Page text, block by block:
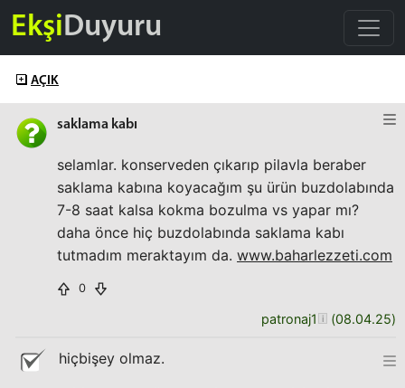
EkşiDuyuru
AÇIK
saklama kabı
selamlar. konserveden çıkarıp pilavla beraber
saklama kabına koyacağım şu ürün buzdolabında
7-8 saat kalsa kokma bozulma vs yapar mı?
daha önce hiç buzdolabında saklama kabı
tutmadım meraktayım da. www.baharlezzeti.com
0
patronaj1 (08.04.25)
hiçbişey olmaz.